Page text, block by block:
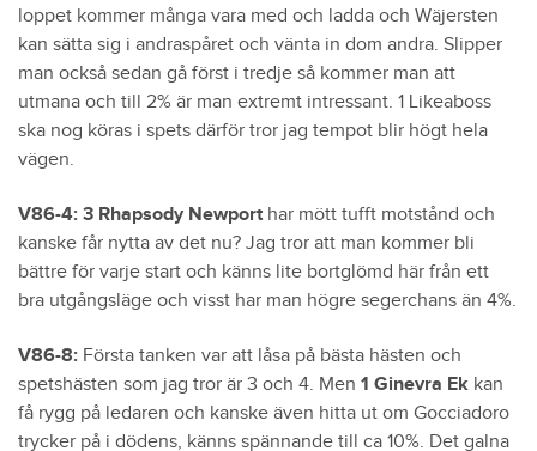
loppet kommer många vara med och ladda och Wäjersten
kan sätta sig i andraspåret och vänta in dom andra. Slipper
man också sedan gå först i tredje så kommer man att
utmana och till 2% är man extremt intressant. 1 Likeaboss
ska nog köras i spets därför tror jag tempot blir högt hela
vägen.
V86-4: 3 Rhapsody Newport har mött tufft motstånd och
kanske får nytta av det nu? Jag tror att man kommer bli
bättre för varje start och känns lite bortglömd här från ett
bra utgångsläge och visst har man högre segerchans än 4%.
V86-8: Första tanken var att låsa på bästa hästen och
spetshästen som jag tror är 3 och 4. Men 1 Ginevra Ek kan
få rygg på ledaren och kanske även hitta ut om Gocciadoro
trycker på i dödens, känns spännande till ca 10%. Det galna